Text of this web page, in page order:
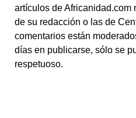
artículos de Africanidad.com
de su redacción o las de
comentarios están
días en publicarse, sólo se
respetuoso.